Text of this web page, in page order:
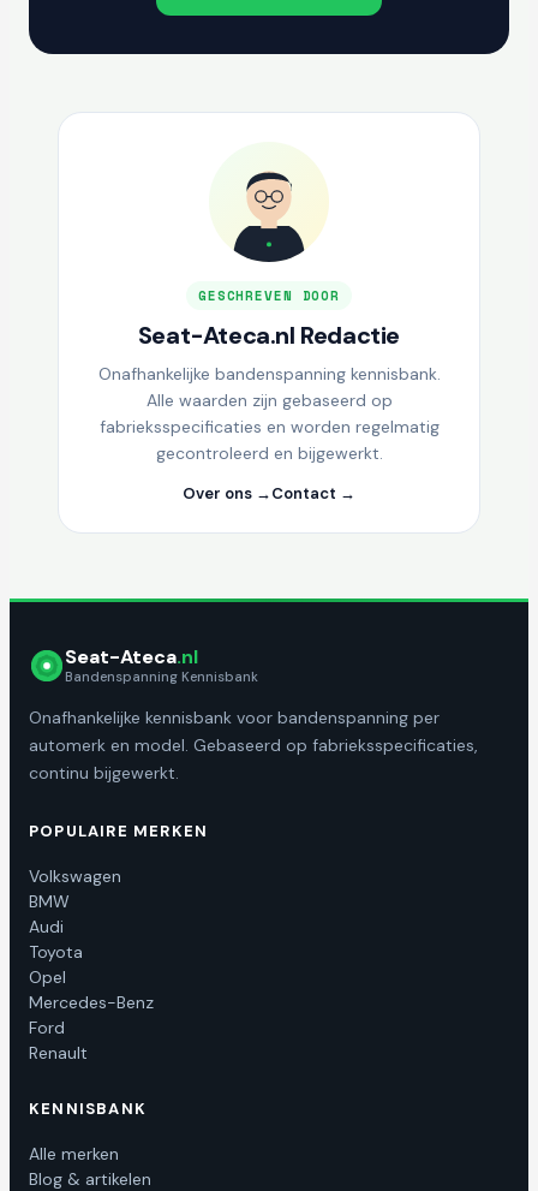
GESCHREVEN DOOR
Seat-Ateca.nl Redactie
Onafhankelijke bandenspanning kennisbank.
Alle waarden zijn gebaseerd op
fabrieksspecificaties en worden regelmatig
gecontroleerd en bijgewerkt.
Over ons →Contact →
Seat-Ateca.nl
Bandenspanning Kennisbank
Onafhankelijke kennisbank voor bandenspanning per
automerk en model. Gebaseerd op fabrieksspecificaties,
continu bijgewerkt.
POPULAIRE MERKEN
Volkswagen
BMW
Audi
Toyota
Opel
Mercedes-Benz
Ford
Renault
KENNISBANK
Alle merken
Blog & artikelen